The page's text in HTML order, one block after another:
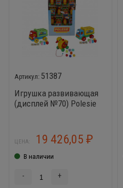
51387
Игрушка развивающая
(дисплей №70) Polesie
ЦЕНА: 19 426,05 ₽
В наличии
- +